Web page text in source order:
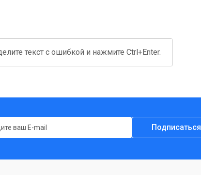
текст с ошибкой и нажмите Ctrl+Enter.
Подписаться